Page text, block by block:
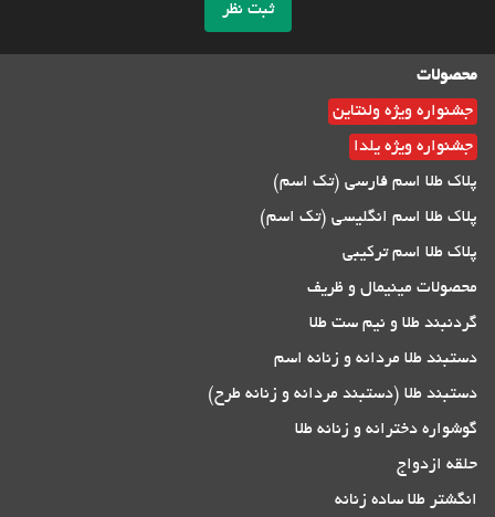
ثبت نظر
محصولات
جشنواره ویژه ولنتاین
جشنواره ویژه یلدا
پلاک طلا اسم فارسی (تک اسم)
پلاک طلا اسم انگلیسی (تک اسم)
پلاک طلا اسم ترکیبی
محصولات مینیمال و ظریف
گردنبند طلا و نیم ست طلا
دستبند طلا مردانه و زنانه اسم
دستبند طلا (دستبند مردانه و زنانه طرح)
گوشواره دخترانه و زنانه طلا
حلقه ازدواج
انگشتر طلا ساده زنانه